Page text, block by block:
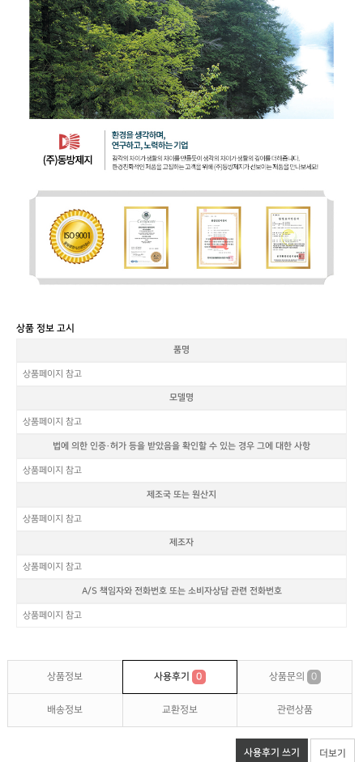
상품 정보 고시
품명
상품페이지 참고
모델명
상품페이지 참고
법에 의한 인증·허가 등을 받았음을 확인할 수 있는 경우 그에 대한 사항
상품페이지 참고
제조국 또는 원산지
상품페이지 참고
제조자
상품페이지 참고
A/S 책임자와 전화번호 또는 소비자상담 관련 전화번호
상품페이지 참고
상품정보 사용후기 0 상품문의 0
배송정보 교환정보 관련상품
사용후기 쓰기 더보기